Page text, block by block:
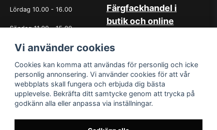
Lördag 10.00 - 16.00
Söndag 11.00 - 15.00
OBS. Avvikande öppettider
Färgfackhandel i
butik och online
det sedan starten 1965 varit
kundservice. Du kan känna dig
trygg med köp hos oss
oavsett om det är i butiken i
Sundsvall eller online. Det går
lika bra att kontakta oss via
mail eller per telefon. Vår butik
med generösa öppettider har
funnits i över 50år.
Vi använder cookies
Cookies kan komma att användas för personlig och icke
personlig annonsering. Vi använder cookies för att vår
webbplats skall fungera och erbjuda dig bästa
upplevelse. Bekräfta ditt samtycke genom att trycka på
godkänn alla eller anpassa via inställningar.